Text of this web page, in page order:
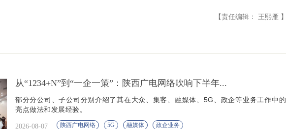
【责任编辑： 王熙雁 】
从“1234+N”到“一企一策”：陕西广电网络吹响下半年...
部分分公司、子公司分别介绍了其在大众、集客、融媒体、5G、政企等业务工作中的
亮点做法和发展经验。
2026-08-07 陕西广电网络 5G 融媒体 政企业务